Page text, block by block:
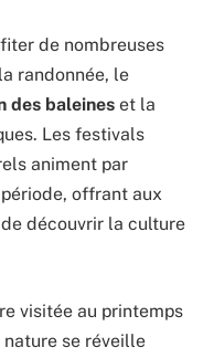
de nombreuses
randonnée, le
des baleines et la
Les festivals
animent par
offrant aux
découvrir la culture
visitée au printemps
se réveille